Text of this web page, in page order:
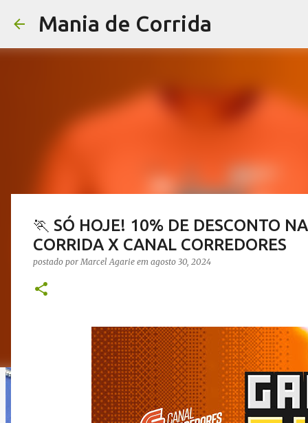
Mania de Corrida
🏃 SÓ HOJE! 10% DE DESCONTO
CORRIDA X CANAL CORREDORES
postado porMarcel Agarie em agosto 30, 2024